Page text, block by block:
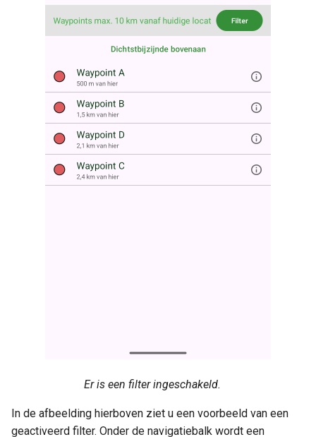
Er is een filter ingeschakeld.
In de afbeelding hierboven ziet u een voorbeeld van een
geactiveerd filter. Onder de navigatiebalk wordt een